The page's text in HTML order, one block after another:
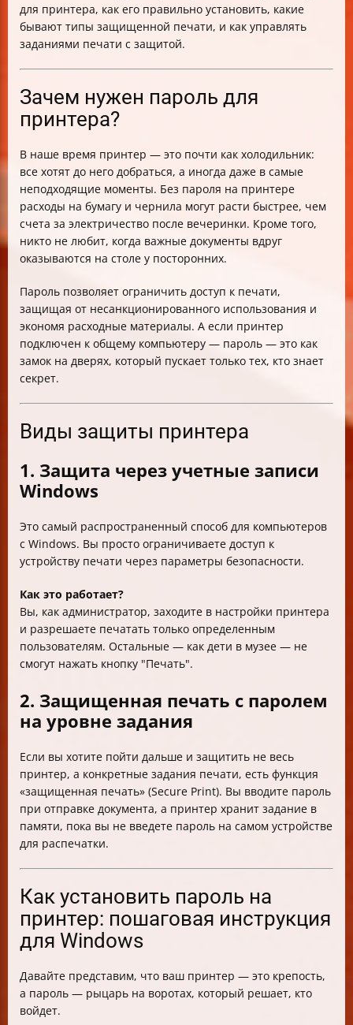
для принтера, как его правильно установить, какие
бывают типы защищенной печати, и как управлять
заданиями печати с защитой.
Зачем нужен пароль для
принтера?
В наше время принтер — это почти как холодильник:
все хотят до него добраться, а иногда даже в самые
неподходящие моменты. Без пароля на принтере
расходы на бумагу и чернила могут расти быстрее, чем
счета за электричество после вечеринки. Кроме того,
никто не любит, когда важные документы вдруг
оказываются на столе у посторонних.
Пароль позволяет ограничить доступ к печати,
защищая от несанкционированного использования и
экономя расходные материалы. А если принтер
подключен к общему компьютеру — пароль — это как
замок на дверях, который пускает только тех, кто знает
секрет.
Виды защиты принтера
1. Защита через учетные записи
Windows
Это самый распространенный способ для компьютеров
с Windows. Вы просто ограничиваете доступ к
устройству печати через параметры безопасности.
Как это работает?
Вы, как администратор, заходите в настройки принтера
и разрешаете печатать только определенным
пользователям. Остальные — как дети в музее — не
смогут нажать кнопку "Печать".
2. Защищенная печать с паролем
на уровне задания
Если вы хотите пойти дальше и защитить не весь
принтер, а конкретные задания печати, есть функция
«защищенная печать» (Secure Print). Вы вводите пароль
при отправке документа, а принтер хранит задание в
памяти, пока вы не введете пароль на самом устройстве
для распечатки.
Как установить пароль на
принтер: пошаговая инструкция
для Windows
Давайте представим, что ваш принтер — это крепость,
а пароль — рыцарь на воротах, который решает, кто
войдет.